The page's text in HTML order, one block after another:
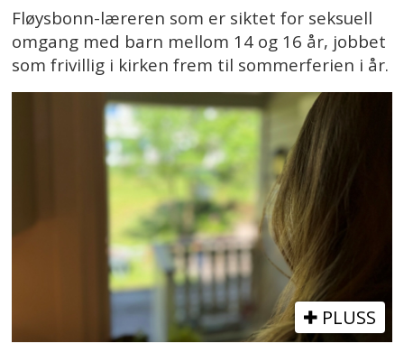
Fløysbonn-læreren som er siktet for seksuell
omgang med barn mellom 14 og 16 år, jobbet
som frivillig i kirken frem til sommerferien i år.
PLUSS